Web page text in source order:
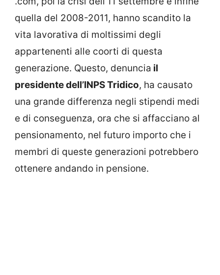
quella del 2008-2011, hanno scandito la
vita lavorativa di moltissimi degli
appartenenti alle coorti di questa
generazione. Questo, denuncia il
presidente dell’INPS Tridico, ha causato
una grande differenza negli stipendi medi
e di conseguenza, ora che si affacciano al
pensionamento, nel futuro importo che i
membri di queste generazioni potrebbero
ottenere andando in pensione.